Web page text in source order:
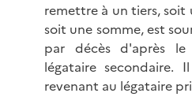
remettre à un tiers,
soit une somme, est
par décès d'après
légataire
revenant au légataire